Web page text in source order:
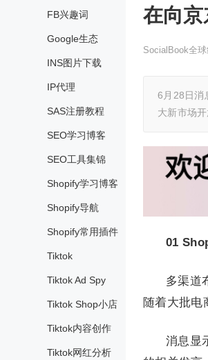
FB兴趣词
Google生态
INS图片下载
IP代理
SAS注册教程
SEO学习博客
SEO工具集锦
Shopify学习博客
Shopify导航
Shopify常用插件
Tiktok
Tiktok Ad Spy
Tiktok Shop小店
Tiktok内容创作
Tiktok网红分析
在向京
SocialBook全
6月28日消
大新市场
01
多渠道
随着大批电
消息显